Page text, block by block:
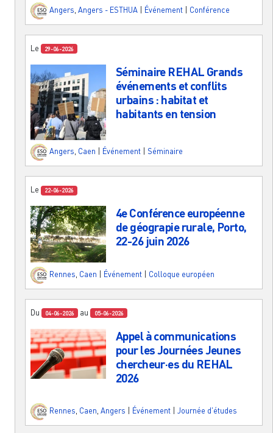
Angers Angers - ESTHUA Événement Conférence
Le 29-06-2026
Séminaire REHAL Grands
événements et conflits
urbains : habitat et
habitants en tension
Angers, Caen Événement Séminaire
Le 22-06-2026
4e Conférence européenne
de géograpie rurale, Porto,
22-26 juin 2026
Rennes Caen Événement Colloque européen
Du 04-06-2026 au 05-06-2026
Appel à communications
pour les Journées Jeunes
chercheur·es du REHAL
2026
Rennes Caen Angers Événement Journée d'études